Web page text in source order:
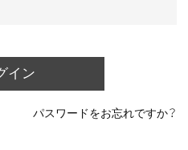
イン
パスワードをお忘れですか？